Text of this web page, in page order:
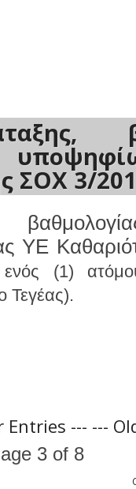
ΣΟΧ 3/
ΥΕ
(1)
Τεγέας).
Entries --- ---
3 of 8